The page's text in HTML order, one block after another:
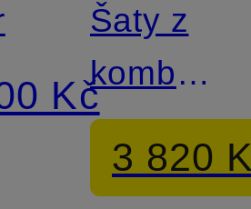
Kč
Šaty z
materiálů
3 820